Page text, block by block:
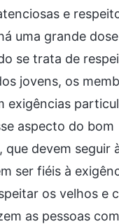
e
uma grande
se trata de
jovens, os
exigências
aspecto do bom
devem seguir
ser fiéis à
os velhos e
as pessoas